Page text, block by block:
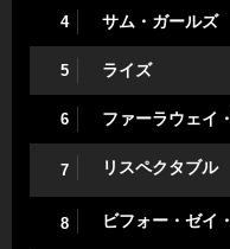
4 サム・ガールズ
5 ライズ
6 ファーラウェイ
7 リスペクタブル
8 ビフォー・ゼイ